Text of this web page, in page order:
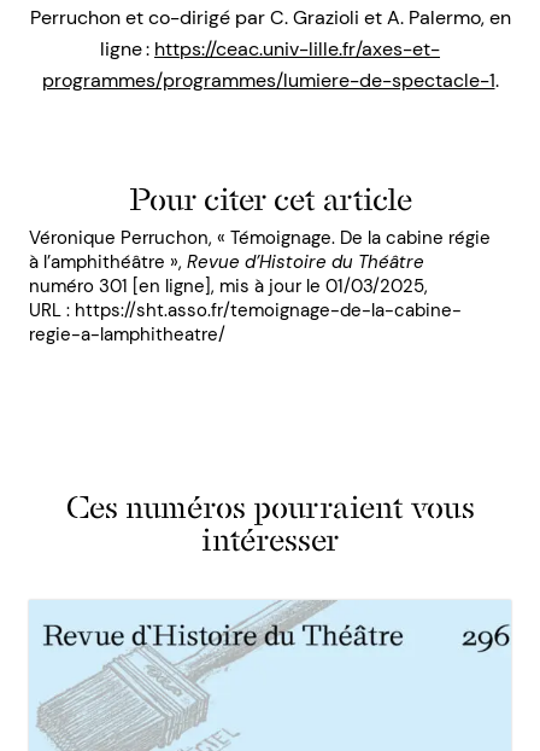
Perruchon et co-dirigé par C. Grazioli et A. Palermo, en
ligne : https://ceac.univ-lille.fr/axes-et-
programmes/programmes/lumiere-de-spectacle-1.
Pour citer cet article
Véronique Perruchon, « Témoignage. De la cabine régie
à l’amphithéâtre », Revue d’Histoire du Théâtre
numéro 301 [en ligne], mis à jour le 01/03/2025,
URL : https://sht.asso.fr/temoignage-de-la-cabine-
regie-a-lamphitheatre/
Ces numéros pourraient vous
intéresser